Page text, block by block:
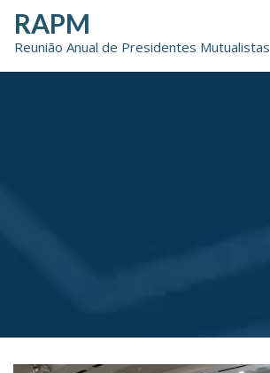
Skip
content
RAPM
Reunião Anual de Presidentes Mutualistas